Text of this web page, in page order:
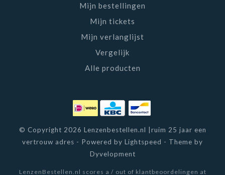
Mijn bestellingen
Mijn tickets
Mijn verlanglijst
Vergelijk
Alle producten
© Copyright 2026 Lenzenbestellen.nl |ruim 25 jaar een
vertrouw adres - Powered by Lightspeed - Theme by
Dyvelopment
LenzenBestellen.nl scores a / out of klantbeoordelingen at